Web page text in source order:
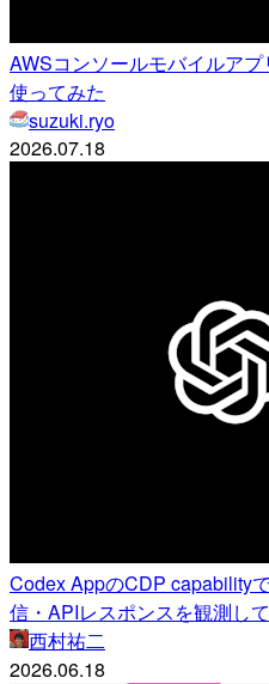
AWSコンソールモバイルア
使ってみた
suzuki.ryo
2026.07.18
Codex AppのCDP capability
信・APIレスポンスを観測し
西村祐二
2026.06.18